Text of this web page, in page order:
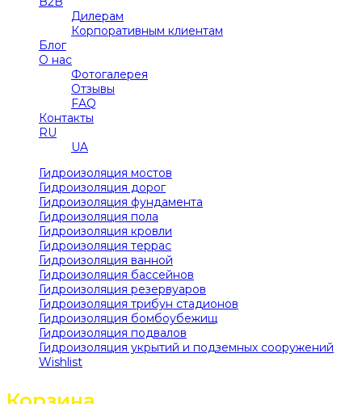
Дилерам
Корпоративным клиентам
Блог
О нас
Фотогалерея
Отзывы
FAQ
Контакты
RU
UA
Гидроизоляция мостов
Гидроизоляция дорог
Гидроизоляция фундамента
Гидроизоляция пола
Гидроизоляция кровли
Гидроизоляция террас
Гидроизоляция ванной
Гидроизоляция бассейнов
Гидроизоляция резервуаров
Гидроизоляция трибун стадионов
Гидроизоляция бомбоубежищ
Гидроизоляция подвалов
Гидроизоляция укрытий и подземных сооружений
Wishlist